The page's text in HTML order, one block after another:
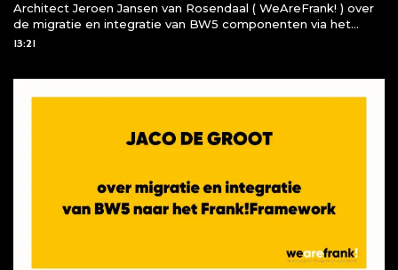
Architect Jeroen Jansen van Rosendaal ( WeAreFrank! ) over
de migratie en integratie van BW5 componenten via het
Frank!Framework
13:21